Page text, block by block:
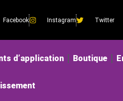
Facebook Instagram Twitter
d’application Boutique